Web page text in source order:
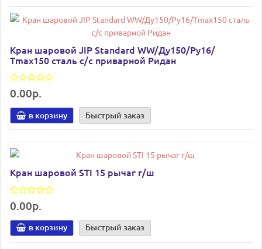
Кран шаровой JIP Standard WW/Ду150/Ру16/
Тmax150 сталь с/с приварной Ридан
0.00р.
в корзину Быстрый заказ
Кран шаровой STI 15 рычаг г/ш
0.00р.
в корзину Быстрый заказ